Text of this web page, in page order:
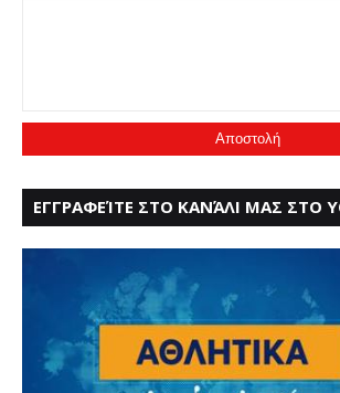
ΕΓΓΡΑΦΕΊΤΕ ΣΤΟ ΚΑΝΆΛΙ ΜΑΣ ΣΤΟ